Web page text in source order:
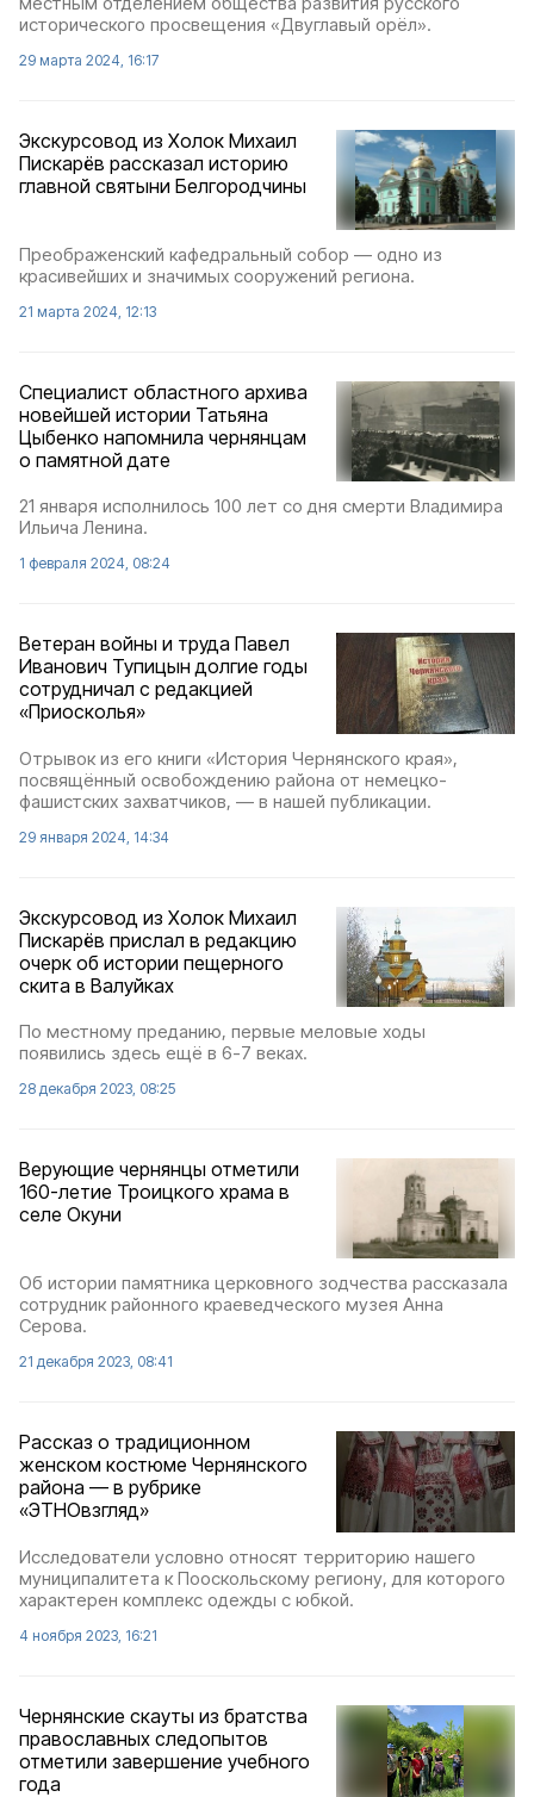
исторического просвещения «Двуглавый орёл».
29 марта 2024, 16:17
Экскурсовод из Холок Михаил
Пискарёв рассказал историю
главной святыни Белгородчины
Преображенский кафедральный собор — одно из
красивейших и значимых сооружений региона.
21 марта 2024, 12:13
Специалист областного архива
новейшей истории Татьяна
Цыбенко напомнила чернянцам
о памятной дате
21 января исполнилось 100 лет со дня смерти Владимира
Ильича Ленина.
1 февраля 2024, 08:24
Ветеран войны и труда Павел
Иванович Тупицын долгие годы
сотрудничал с редакцией
«Приосколья»
Отрывок из его книги «История Чернянского края»,
посвящённый освобождению района от немецко-
фашистских захватчиков, — в нашей публикации.
29 января 2024, 14:34
Экскурсовод из Холок Михаил
Пискарёв прислал в редакцию
очерк об истории пещерного
скита в Валуйках
По местному преданию, первые меловые ходы
появились здесь ещё в 6-7 веках.
28 декабря 2023, 08:25
Верующие чернянцы отметили
160-летие Троицкого храма в
селе Окуни
Об истории памятника церковного зодчества рассказала
сотрудник районного краеведческого музея Анна
Серова.
21 декабря 2023, 08:41
Рассказ о традиционном
женском костюме Чернянского
района — в рубрике
«ЭТНОвзгляд»
Исследователи условно относят территорию нашего
муниципалитета к Пооскольскому региону, для которого
характерен комплекс одежды с юбкой.
4 ноября 2023, 16:21
Чернянские скауты из братства
православных следопытов
отметили завершение учебного
года